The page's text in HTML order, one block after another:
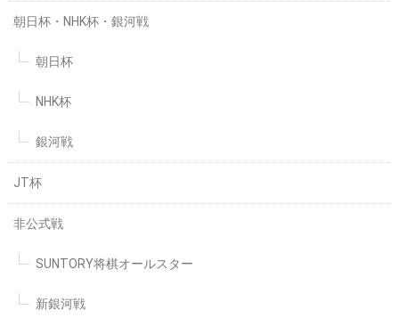
朝日杯・NHK杯・銀河戦
朝日杯
NHK杯
銀河戦
JT杯
非公式戦
SUNTORY将棋オールスター
新銀河戦